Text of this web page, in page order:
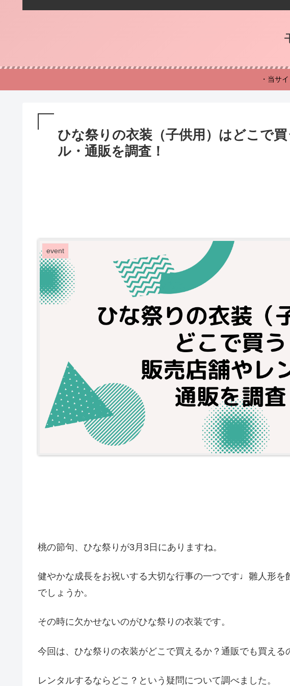
・当サ
ひな祭りの衣装（子供用）はどこで
ル・通販を調査！
event
桃の節句、ひな祭りが3月3日にありますね。
健やかな成長をお祝いする大切な行事の一つです♩雛人形を
でしょうか。
その時に欠かせないのがひな祭りの衣装です。
今回は、ひな祭りの衣装がどこで買えるか？通販でも買える
レンタルするならどこ？という疑問について調べました。